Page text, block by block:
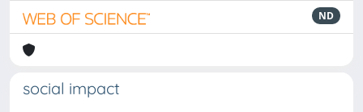
ND
social impact